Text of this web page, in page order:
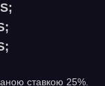
ставкою 25%.